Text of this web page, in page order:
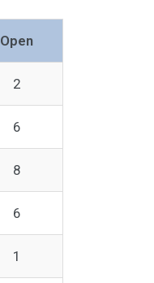
Open
2
6
8
6
1